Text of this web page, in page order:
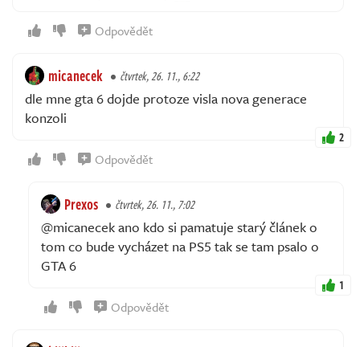
Odpovědět
micanecek čtvrtek, 26. 11., 6:22
dle mne gta 6 dojde protoze visla nova generace
konzoli
2
Odpovědět
Prexos čtvrtek, 26. 11., 7:02
@micanecek ano kdo si pamatuje starý článek o
tom co bude vycházet na PS5 tak se tam psalo o
GTA 6
1
Odpovědět